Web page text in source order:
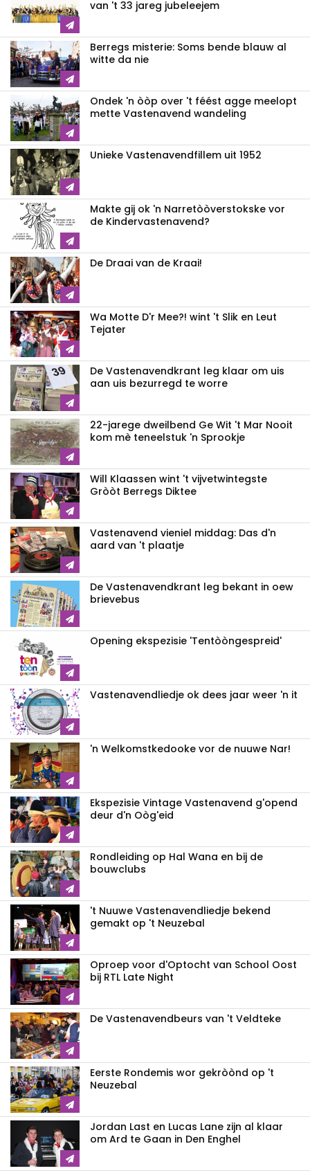
van 't 33 jareg jubeleejem
Berregs misterie: Soms bende blauw al
witte da nie
Ondek 'n òòp over 't féést agge meelopt
mette Vastenavend wandeling
Unieke Vastenavendfillem uit 1952
Makte gij ok 'n Narretòòverstokske vor
de Kindervastenavend?
De Draai van de Kraai!
Wa Motte D'r Mee?! wint 't Slik en Leut
Tejater
De Vastenavendkrant leg klaar om uis
aan uis bezurregd te worre
22-jarege dweilbend Ge Wit 't Mar Nooit
kom mè teneelstuk 'n Sprookje
Will Klaassen wint 't vijvetwintegste
Gròòt Berregs Diktee
Vastenavend vieniel middag: Das d'n
aard van 't plaatje
De Vastenavendkrant leg bekant in oew
brievebus
Opening ekspezisie 'Tentòòngespreid'
Vastenavendliedje ok dees jaar weer 'n it
'n Welkomstkedooke vor de nuuwe Nar!
Ekspezisie Vintage Vastenavend g'opend
deur d'n Oòg'eid
Rondleiding op Hal Wana en bij de
bouwclubs
't Nuuwe Vastenavendliedje bekend
gemakt op 't Neuzebal
Oproep voor d'Optocht van School Oost
bij RTL Late Night
De Vastenavendbeurs van 't Veldteke
Eerste Rondemis wor gekròònd op 't
Neuzebal
Jordan Last en Lucas Lane zijn al klaar
om Ard te Gaan in Den Enghel